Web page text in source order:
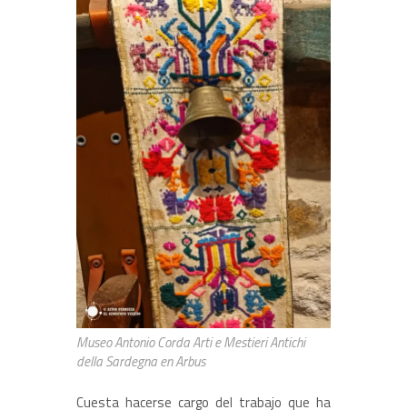
Museo Antonio Corda Arti e Mestieri Antichi
della Sardegna en Arbus
Cuesta hacerse cargo del trabajo que ha